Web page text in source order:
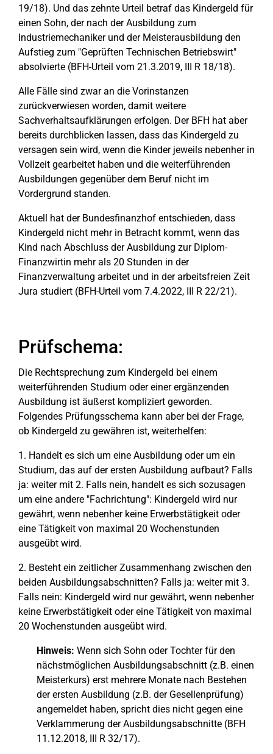
19/18). Und das zehnte Urteil betraf das Kindergeld für
einen Sohn, der nach der Ausbildung zum
Industriemechaniker und der Meisterausbildung den
Aufstieg zum "Geprüften Technischen Betriebswirt"
absolvierte (BFH-Urteil vom 21.3.2019, III R 18/18).
Alle Fälle sind zwar an die Vorinstanzen
zurückverwiesen worden, damit weitere
Sachverhaltsaufklärungen erfolgen. Der BFH hat aber
bereits durchblicken lassen, dass das Kindergeld zu
versagen sein wird, wenn die Kinder jeweils nebenher in
Vollzeit gearbeitet haben und die weiterführenden
Ausbildungen gegenüber dem Beruf nicht im
Vordergrund standen.
Aktuell hat der Bundesfinanzhof entschieden, dass
Kindergeld nicht mehr in Betracht kommt, wenn das
Kind nach Abschluss der Ausbildung zur Diplom-
Finanzwirtin mehr als 20 Stunden in der
Finanzverwaltung arbeitet und in der arbeitsfreien Zeit
Jura studiert (BFH-Urteil vom 7.4.2022, III R 22/21).
Prüfschema:
Die Rechtsprechung zum Kindergeld bei einem
weiterführenden Studium oder einer ergänzenden
Ausbildung ist äußerst kompliziert geworden.
Folgendes Prüfungsschema kann aber bei der Frage,
ob Kindergeld zu gewähren ist, weiterhelfen:
1. Handelt es sich um eine Ausbildung oder um ein
Studium, das auf der ersten Ausbildung aufbaut? Falls
ja: weiter mit 2. Falls nein, handelt es sich sozusagen
um eine andere "Fachrichtung": Kindergeld wird nur
gewährt, wenn nebenher keine Erwerbstätigkeit oder
eine Tätigkeit von maximal 20 Wochenstunden
ausgeübt wird.
2. Besteht ein zeitlicher Zusammenhang zwischen den
beiden Ausbildungsabschnitten? Falls ja: weiter mit 3.
Falls nein: Kindergeld wird nur gewährt, wenn nebenher
keine Erwerbstätigkeit oder eine Tätigkeit von maximal
20 Wochenstunden ausgeübt wird.
Hinweis: Wenn sich Sohn oder Tochter für den
nächstmöglichen Ausbildungsabschnitt (z.B. einen
Meisterkurs) erst mehrere Monate nach Bestehen
der ersten Ausbildung (z.B. der Gesellenprüfung)
angemeldet haben, spricht dies nicht gegen eine
Verklammerung der Ausbildungsabschnitte (BFH
11.12.2018, III R 32/17).